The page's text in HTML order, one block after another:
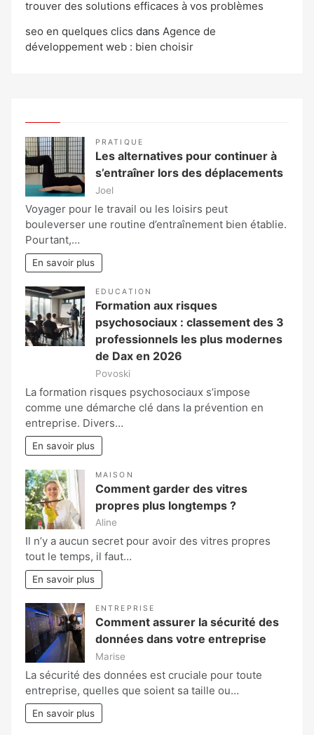
trouver des solutions efficaces à vos problèmes
seo en quelques clics dans Agence de
développement web : bien choisir
PRATIQUE
Les alternatives pour continuer à
s’entraîner lors des déplacements
Joel
Voyager pour le travail ou les loisirs peut
bouleverser une routine d’entraînement bien établie.
Pourtant,…
En savoir plus
EDUCATION
Formation aux risques
psychosociaux : classement des 3
professionnels les plus modernes
de Dax en 2026
Povoski
La formation risques psychosociaux s’impose
comme une démarche clé dans la prévention en
entreprise. Divers…
En savoir plus
MAISON
Comment garder des vitres
propres plus longtemps ?
Aline
Il n’y a aucun secret pour avoir des vitres propres
tout le temps, il faut…
En savoir plus
ENTREPRISE
Comment assurer la sécurité des
données dans votre entreprise
Marise
La sécurité des données est cruciale pour toute
entreprise, quelles que soient sa taille ou…
En savoir plus